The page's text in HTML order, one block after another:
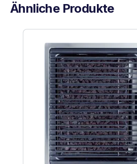
Ähnliche Produkte
Produktgalerie überspringen